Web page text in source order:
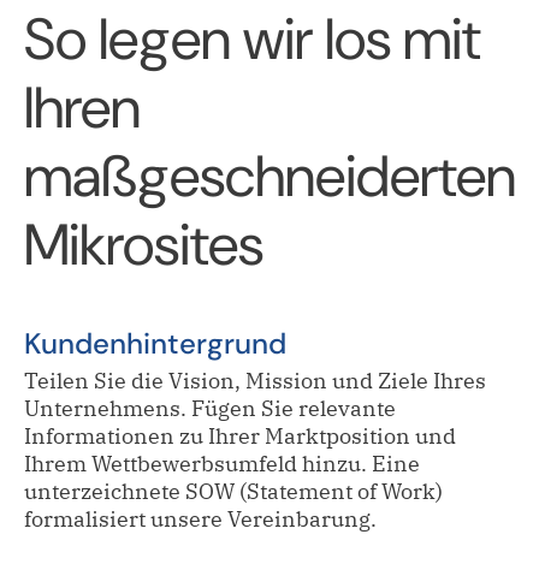
So legen wir los mit
Ihren
maßgeschneiderten
Mikrosites
Kundenhintergrund
Teilen Sie die Vision, Mission und Ziele Ihres
Unternehmens. Fügen Sie relevante
Informationen zu Ihrer Marktposition und
Ihrem Wettbewerbsumfeld hinzu. Eine
unterzeichnete SOW (Statement of Work)
formalisiert unsere Vereinbarung.